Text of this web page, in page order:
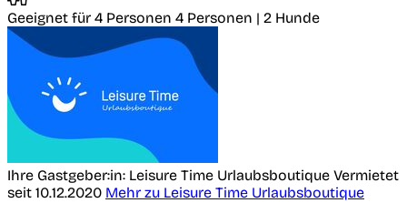
Geeignet für 4 Personen 4 Personen | 2 Hunde
Ihre Gastgeber:in: Leisure Time Urlaubsboutique Vermietet
seit 10.12.2020 Mehr zu Leisure Time Urlaubsboutique